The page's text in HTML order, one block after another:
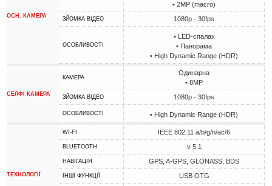
ОСН. КАМЕРА
• 2MP (macro)
ЗЙОМКА ВІДЕО 1080p - 30fps
ОСОБЛИВОСТІ
• LED-спалах
• Панорама
• High Dynamic Range (HDR)
СЕЛФІ КАМЕРА
КАМЕРА
Одинарна
• 8MP
ЗЙОМКА ВІДЕО 1080p - 30fps
ОСОБЛИВОСТІ • High Dynamic Range (HDR)
ТЕХНОЛОГІЇ
WI-FI IEEE 802.11 a/b/g/n/ac/6
BLUETOOTH v 5.1
НАВІГАЦІЯ GPS, A-GPS, GLONASS, BDS
ІНШІ ФУНКЦІЇ USB OTG